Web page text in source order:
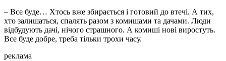
– Все буде… Хтось вже збирається і готовий до втечі. А тих,
хто залишаться, спалять разом з комишами та дачами. Люди
відбудують дачі, нічого страшного. А комиші нові виростуть.
Все буде добре, треба тільки трохи часу.
реклама